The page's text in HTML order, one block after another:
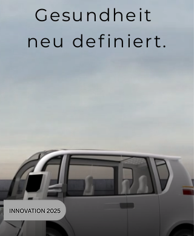
Gesundheit
neu definiert.